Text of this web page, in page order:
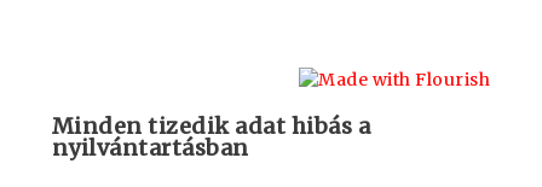
Minden tizedik adat hibás a
nyilvántartásban